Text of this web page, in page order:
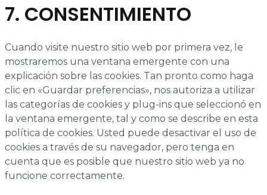
7. CONSENTIMIENTO
Cuando visite nuestro sitio web por primera vez, le
mostraremos una ventana emergente con una
explicación sobre las cookies. Tan pronto como haga
clic en «Guardar preferencias», nos autoriza a utilizar
las categorías de cookies y plug-ins que seleccionó en
la ventana emergente, tal y como se describe en esta
política de cookies. Usted puede desactivar el uso de
cookies a través de su navegador, pero tenga en
cuenta que es posible que nuestro sitio web ya no
funcione correctamente.